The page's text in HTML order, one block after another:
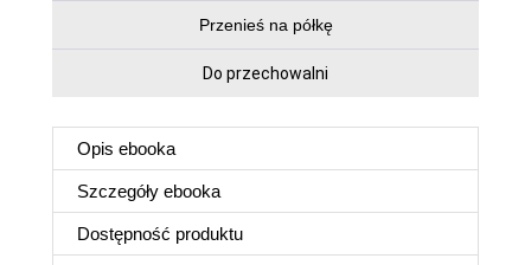
Przenieś na półkę
Do przechowalni
Opis ebooka
Szczegóły ebooka
Dostępność produktu